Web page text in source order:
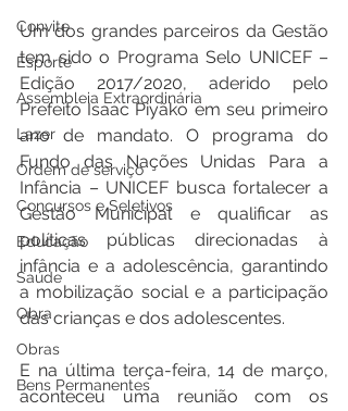
Convite
Esporte
Assembleia Extraordinária
Lazer
Ordem de serviço
Concursos e Seletivos
Educação
Saúde
Obra
Obras
Bens Permanentes
Um dos grandes parceiros da Gestão
tem sido o Programa Selo UNICEF –
Edição 2017/2020, aderido pelo
Prefeito Isaac Piyãko em seu primeiro
ano de mandato. O programa do
Fundo das Nações Unidas Para a
Infância – UNICEF busca fortalecer a
Gestão Municipal e qualificar as
políticas públicas direcionadas à
infância e a adolescência, garantindo
a mobilização social e a participação
das crianças e dos adolescentes.
E na última terça-feira, 14 de março,
aconteceu uma reunião com os